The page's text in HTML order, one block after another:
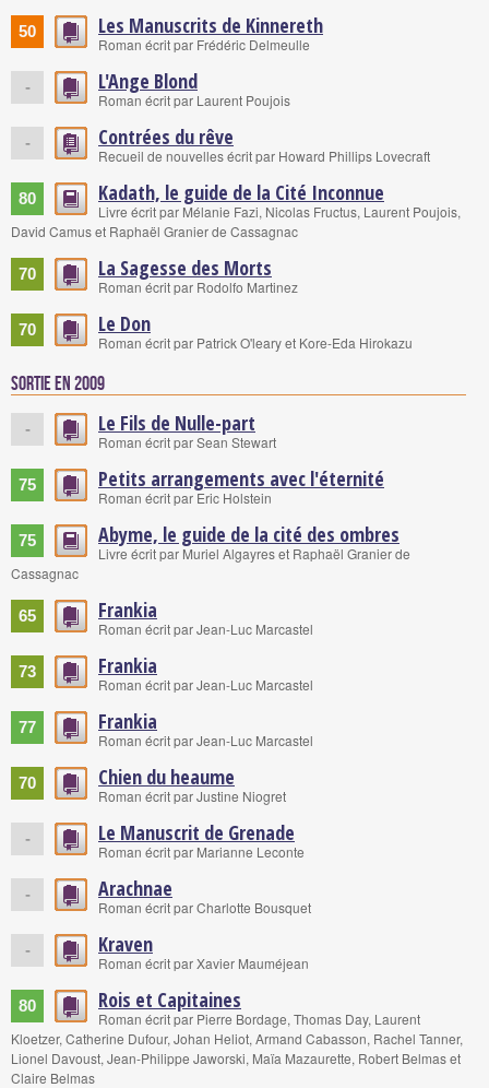
50 Les Manuscrits de Kinnereth
Roman écrit par Frédéric Delmeulle
- L'Ange Blond
Roman écrit par Laurent Poujois
- Contrées du rêve
Recueil de nouvelles écrit par Howard Phillips Lovecraft
80 Kadath, le guide de la Cité Inconnue
Livre écrit par Mélanie Fazi, Nicolas Fructus, Laurent Poujois,
David Camus et Raphaël Granier de Cassagnac
70 La Sagesse des Morts
Roman écrit par Rodolfo Martinez
70 Le Don
Roman écrit par Patrick O'leary et Kore-Eda Hirokazu
Sortie en 2009
- Le Fils de Nulle-part
Roman écrit par Sean Stewart
75 Petits arrangements avec l'éternité
Roman écrit par Eric Holstein
75 Abyme, le guide de la cité des ombres
Livre écrit par Muriel Algayres et Raphaël Granier de
Cassagnac
65 Frankia
Roman écrit par Jean-Luc Marcastel
73 Frankia
Roman écrit par Jean-Luc Marcastel
77 Frankia
Roman écrit par Jean-Luc Marcastel
70 Chien du heaume
Roman écrit par Justine Niogret
- Le Manuscrit de Grenade
Roman écrit par Marianne Leconte
- Arachnae
Roman écrit par Charlotte Bousquet
- Kraven
Roman écrit par Xavier Mauméjean
80 Rois et Capitaines
Roman écrit par Pierre Bordage, Thomas Day, Laurent
Kloetzer, Catherine Dufour, Johan Heliot, Armand Cabasson, Rachel Tanner,
Lionel Davoust, Jean-Philippe Jaworski, Maïa Mazaurette, Robert Belmas et
Claire Belmas